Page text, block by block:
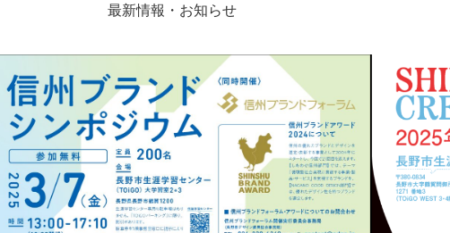
最新情報・お知らせ